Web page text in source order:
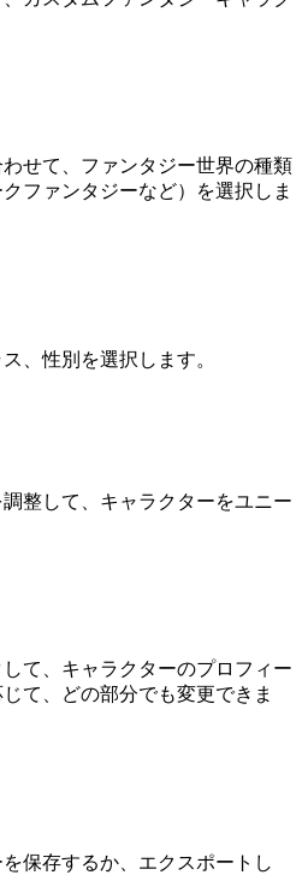
せて、ファンタジー世界の種類
ファンタジーなど）を選択しま
、性別を選択します。
整して、キャラクターをユニー
して、キャラクターのプロフィー
て、どの部分でも変更できま
保存するか、エクスポートし